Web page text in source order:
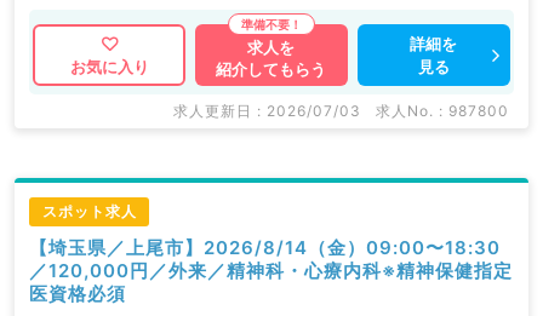
お気に入り
求人を
紹介してもらう
詳細を
見る
求人更新日 : 2026/07/03 求人No. : 987800
スポット求人
【埼玉県／上尾市】2026/8/14（金）09:00〜18:30
／120,000円／外来／精神科・心療内科※精神保健指定
医資格必須